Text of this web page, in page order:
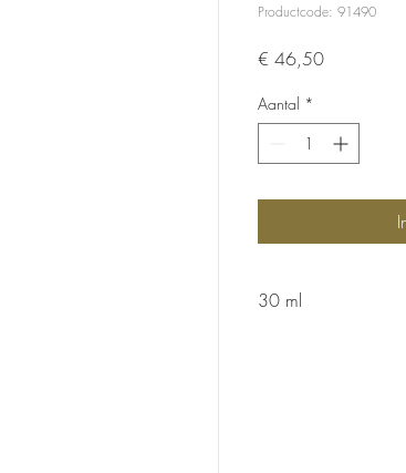
Productcode: 91490
€ 46,50Prijs
Aantal *
30 ml